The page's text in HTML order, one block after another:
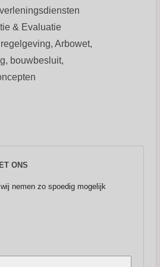
& Evaluatie
Arbowet,
bouwbesluit,
ONS
nemen zo spoedig mogelijk